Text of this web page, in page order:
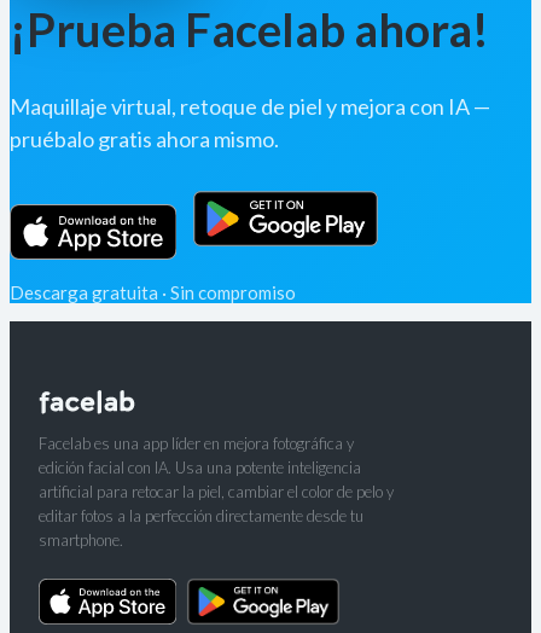
¡Prueba Facelab ahora!
Maquillaje virtual, retoque de piel y mejora con IA —
pruébalo gratis ahora mismo.
Descarga gratuita · Sin compromiso
Facelab es una app líder en mejora fotográfica y
edición facial con IA. Usa una potente inteligencia
artificial para retocar la piel, cambiar el color de pelo y
editar fotos a la perfección directamente desde tu
smartphone.